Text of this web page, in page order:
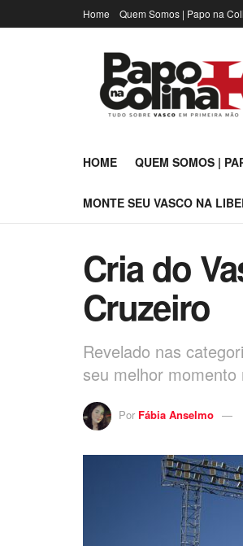
Home Quem Somos | Papo na
HOME QUEM SOMOS |
MONTE SEU VASCO NA
Cria do
Cruzeiro
Revelado nas
seu melhor
Por Fábia Anselmo